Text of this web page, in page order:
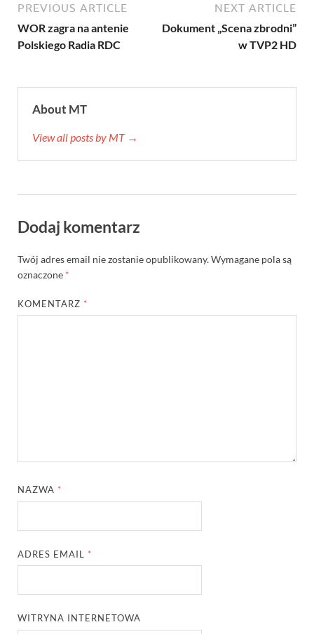
PREVIOUS ARTICLE
WOR zagra na antenie
Polskiego Radia RDC
NEXT ARTICLE
Dokument „Scena zbrodni”
w TVP2 HD
About MT
View all posts by MT →
Dodaj komentarz
Twój adres email nie zostanie opublikowany.Wymagane pola są
oznaczone *
KOMENTARZ *
NAZWA *
ADRES EMAIL *
WITRYNA INTERNETOWA